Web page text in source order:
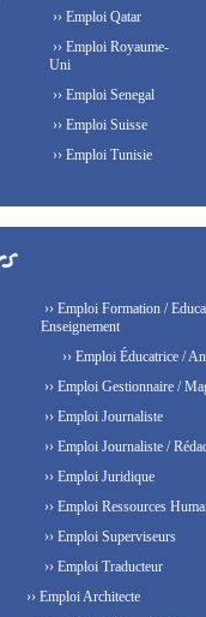
›› Emploi Qatar
›› Emploi Royaume-
Uni
›› Emploi Senegal
›› Emploi Suisse
›› Emploi Tunisie
›› Emploi Formation /
Enseignement
›› Emploi Éducatrice /
›› Emploi Gestionnaire /
›› Emploi Journaliste
›› Emploi Journaliste /
›› Emploi Juridique
›› Emploi Ressources
›› Emploi Superviseurs
›› Emploi Traducteur
›› Emploi Architecte